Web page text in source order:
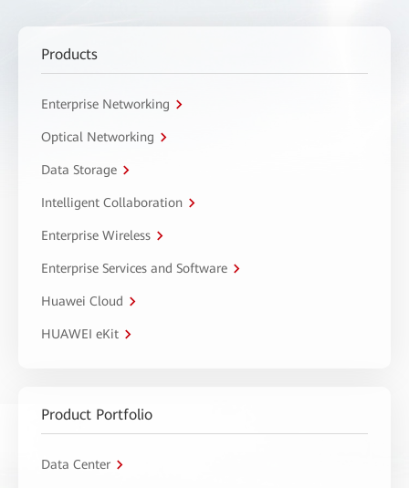
Products
Enterprise Networking
Optical Networking
Data Storage
Intelligent Collaboration
Enterprise Wireless
Enterprise Services and Software
Huawei Cloud
HUAWEI eKit
Product Portfolio
Data Center